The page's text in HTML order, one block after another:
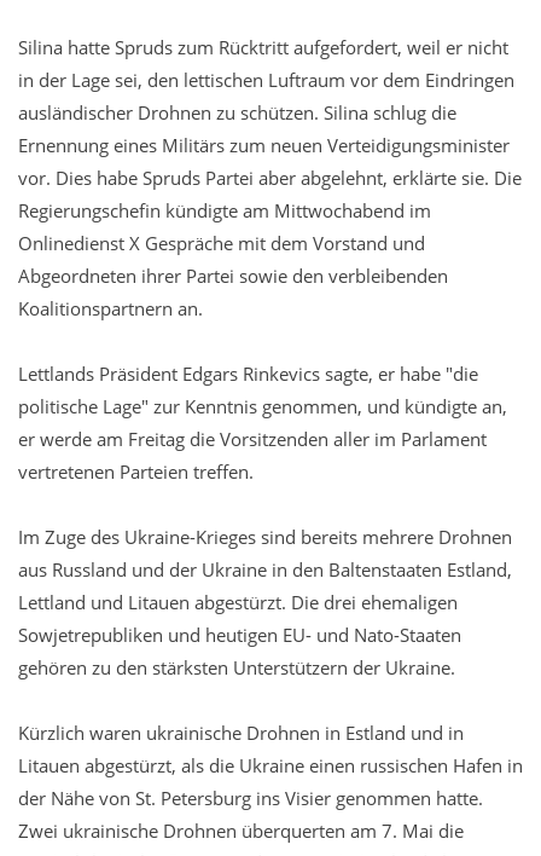
Silina hatte Spruds zum Rücktritt aufgefordert, weil er nicht
in der Lage sei, den lettischen Luftraum vor dem Eindringen
ausländischer Drohnen zu schützen. Silina schlug die
Ernennung eines Militärs zum neuen Verteidigungsminister
vor. Dies habe Spruds Partei aber abgelehnt, erklärte sie. Die
Regierungschefin kündigte am Mittwochabend im
Onlinedienst X Gespräche mit dem Vorstand und
Abgeordneten ihrer Partei sowie den verbleibenden
Koalitionspartnern an.
Lettlands Präsident Edgars Rinkevics sagte, er habe "die
politische Lage" zur Kenntnis genommen, und kündigte an,
er werde am Freitag die Vorsitzenden aller im Parlament
vertretenen Parteien treffen.
Im Zuge des Ukraine-Krieges sind bereits mehrere Drohnen
aus Russland und der Ukraine in den Baltenstaaten Estland,
Lettland und Litauen abgestürzt. Die drei ehemaligen
Sowjetrepubliken und heutigen EU- und Nato-Staaten
gehören zu den stärksten Unterstützern der Ukraine.
Kürzlich waren ukrainische Drohnen in Estland und in
Litauen abgestürzt, als die Ukraine einen russischen Hafen in
der Nähe von St. Petersburg ins Visier genommen hatte.
Zwei ukrainische Drohnen überquerten am 7. Mai die